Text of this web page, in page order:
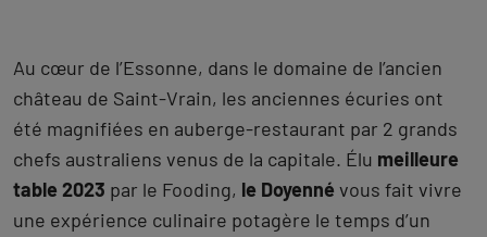
Au cœur de l’Essonne, dans le domaine de l’ancien
château de Saint-Vrain, les anciennes écuries ont
été magnifiées en auberge-restaurant par 2 grands
chefs australiens venus de la capitale. Élu meilleure
table 2023 par le Fooding, le Doyenné vous fait vivre
une expérience culinaire potagère le temps d’un